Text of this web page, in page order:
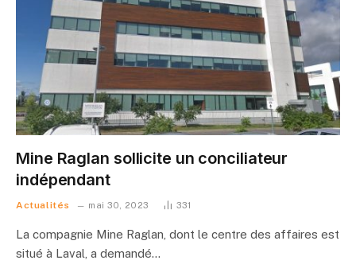
Mine Raglan sollicite un conciliateur
indépendant
Actualités mai 30, 2023 331
La compagnie Mine Raglan, dont le centre des affaires est
situé à Laval, a demandé…